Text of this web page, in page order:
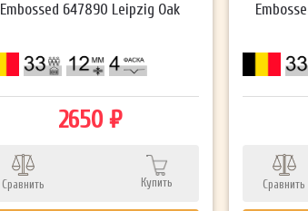
Embossed 647890 Leipzig Oak
2650 ₽
Сравнить Купить Сравнить